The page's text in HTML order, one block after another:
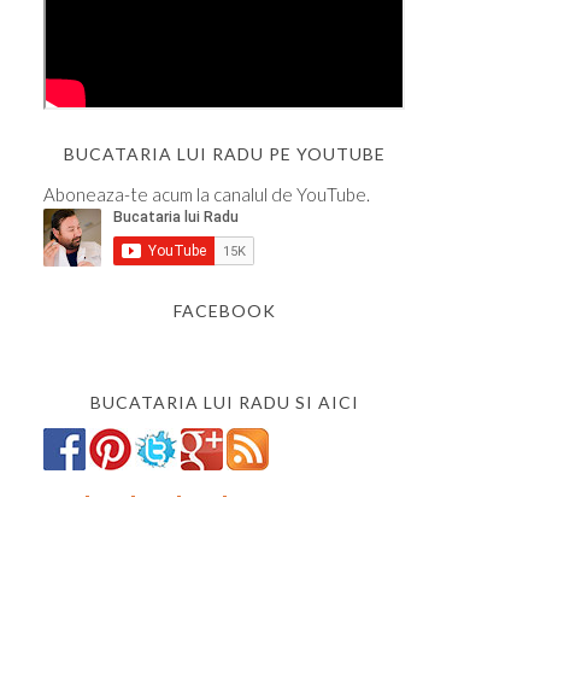
BUCATARIA LUI RADU PE YOUTUBE
Aboneaza-te acum la canalul de YouTube.
FACEBOOK
BUCATARIA LUI RADU SI AICI